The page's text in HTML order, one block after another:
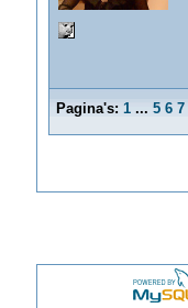
Pagina's: 1 ... 5 6 7